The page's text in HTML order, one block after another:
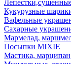
Кукурузные
Вафельные
Сахарные
Мармелад,
Посыпки MIXIE
Мастика, марципан